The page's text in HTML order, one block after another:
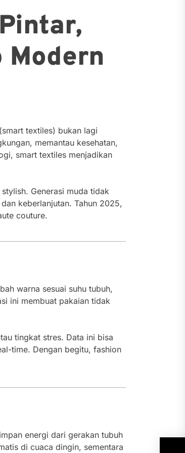
Modern
textiles) bukan lagi
memantau kesehatan,
smart textiles menjadikan
Generasi muda tidak
keberlanjutan. Tahun 2025,
couture.
warna sesuai suhu tubuh,
ini membuat pakaian tidak
tingkat stres. Data ini bisa
time. Dengan begitu, fashion
energi dari gerakan tubuh
di cuaca dingin, sementara